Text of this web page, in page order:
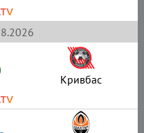
Кривбас